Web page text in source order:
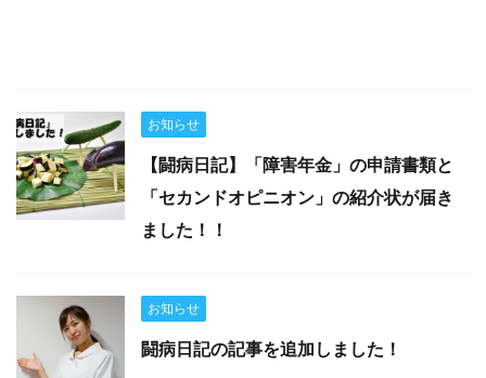
お知らせ
【闘病日記】「障害年金」の申請書類と
「セカンドオピニオン」の紹介状が届き
ました！！
お知らせ
闘病日記の記事を追加しました！